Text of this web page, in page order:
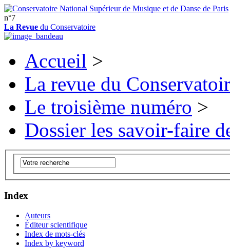
n°7
La Revue du Conservatoire
Accueil >
La revue du
Le troisième numéro >
Dossier les savoir-faire
Index
Auteurs
Éditeur scientifique
Index de mots-clés
Index by keyword